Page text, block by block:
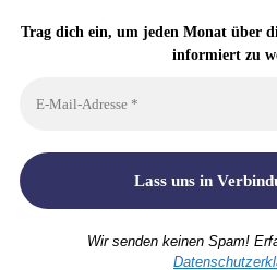
Trag dich ein, um jeden Monat über
informiert zu
Wir senden keinen Spam!